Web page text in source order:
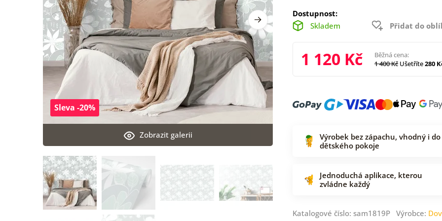
Zobrazit galerii
Sleva -20%
Dostupnost:
Skladem
Přidat do
1 120 Kč
Běžná cena:
1 400 Kč Ušetříte280
Výrobek bez zápachu, vhodný i do
dětského pokoje
Jednoduchá aplikace, kterou
zvládne každý
Katalogové číslo: sam1819P Výrobce: